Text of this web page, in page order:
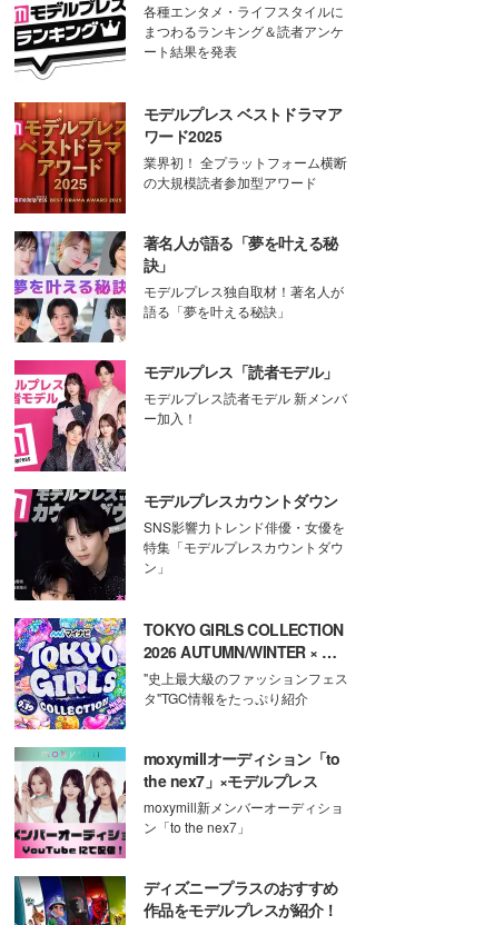
各種エンタメ・ライフスタイルに
まつわるランキング＆読者アンケ
ート結果を発表
モデルプレス ベストドラマア
ワード2025
業界初！ 全プラットフォーム横断
の大規模読者参加型アワード
著名人が語る「夢を叶える秘
訣」
モデルプレス独自取材！著名人が
語る「夢を叶える秘訣」
モデルプレス「読者モデル」
モデルプレス読者モデル 新メンバ
ー加入！
モデルプレスカウントダウン
SNS影響力トレンド俳優・女優を
特集「モデルプレスカウントダウ
ン」
TOKYO GIRLS COLLECTION
2026 AUTUMN/WINTER × モ
デルプレス
"史上最大級のファッションフェス
タ"TGC情報をたっぷり紹介
moxymillオーディション「to
the nex7」×モデルプレス
moxymill新メンバーオーディショ
ン「to the nex7」
ディズニープラスのおすすめ
作品をモデルプレスが紹介！